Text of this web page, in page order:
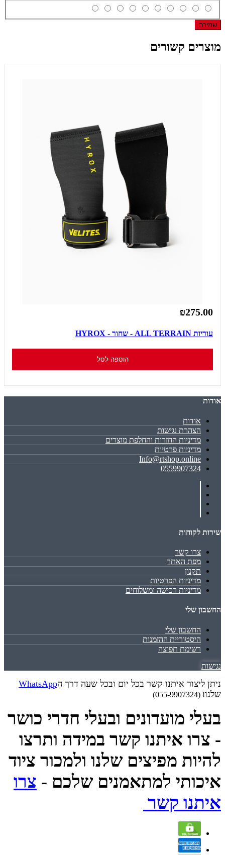
שמירה
מוצרים קשורים
₪275.00
עוריות ALL TERRAIN - שחור - HYROX
הוספה לסל
אודות
אודות
הצהרת נגישות
מדיניות החזרות והחלפת מוצרים
מדיניות פרטיות
Info@rtshop.online
0559907324
שירות לקוחות
צרו קשר
מפת האתר
תקנון
מדיניות הפרטיות
מדיניות רכישה ומשלוחים
החשבון שלי
החשבון שלי
היסטוריית ההזמנות
רשימת תפוצה
נגישות
ניתן ליצור איתנו קשר בכל יום ובכל שעה דרך הWhatsApp
שלנו! (055-9907324)
בעלי מועדונים ובעלי חדרי כושר
- צרו איתנו קשר במידה ותרצו
להיות מפיצים שלנו ולמכור ציוד
איכותי למתאמנים שלכם - צרו
איתנו קשר